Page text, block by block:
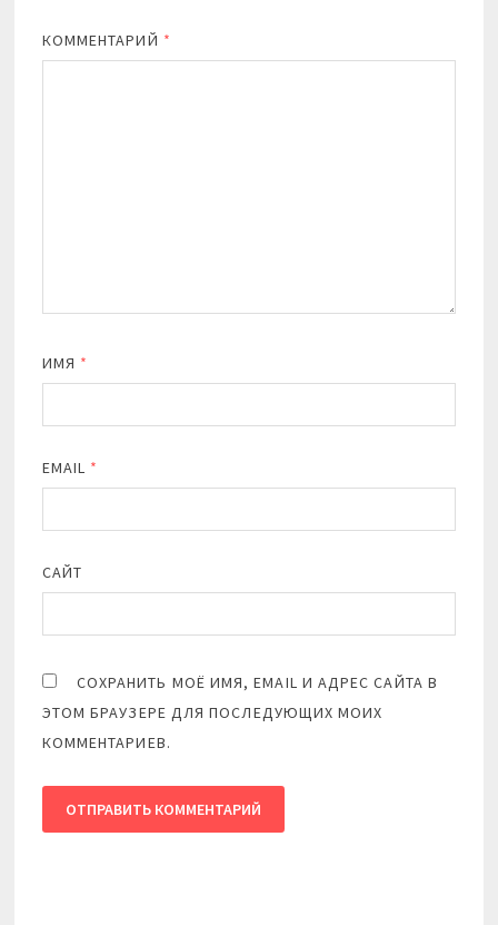
КОММЕНТАРИЙ *
ИМЯ *
EMAIL *
САЙТ
СОХРАНИТЬ МОЁ ИМЯ, EMAIL И АДРЕС САЙТА В
ЭТОМ БРАУЗЕРЕ ДЛЯ ПОСЛЕДУЮЩИХ МОИХ
КОММЕНТАРИЕВ.